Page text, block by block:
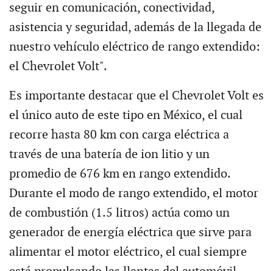
seguir en comunicación, conectividad,
asistencia y seguridad, además de la llegada de
nuestro vehículo eléctrico de rango extendido:
el Chevrolet Volt".
Es importante destacar que el Chevrolet Volt es
el único auto de este tipo en México, el cual
recorre hasta 80 km con carga eléctrica a
través de una batería de ion litio y un
promedio de 676 km en rango extendido.
Durante el modo de rango extendido, el motor
de combustión (1.5 litros) actúa como un
generador de energía eléctrica que sirve para
alimentar el motor eléctrico, el cual siempre